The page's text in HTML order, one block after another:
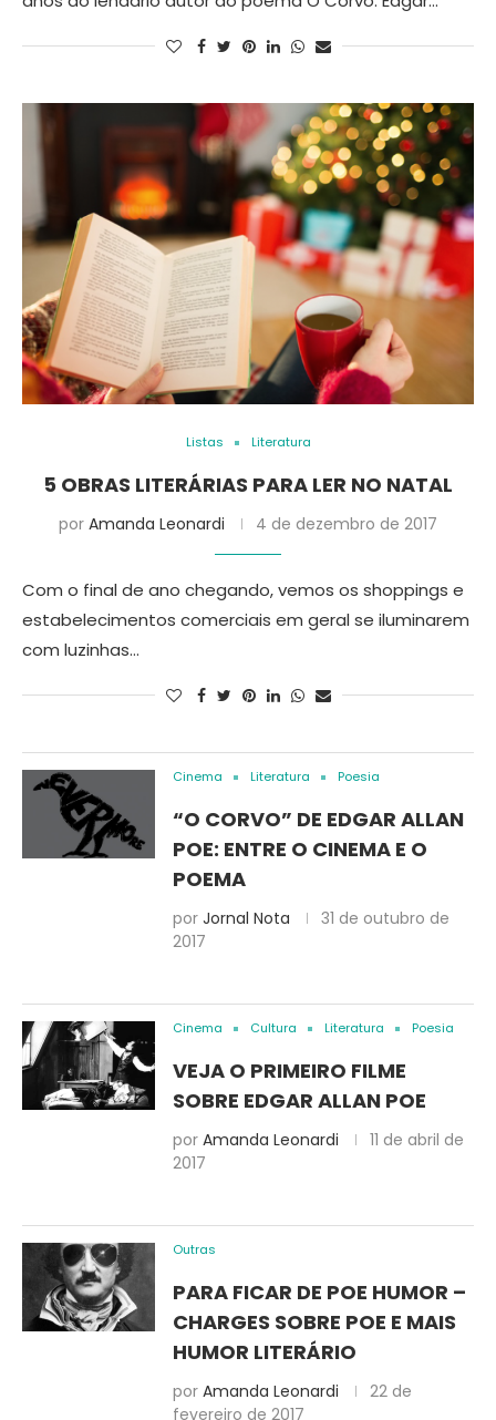
Listas Literatura
5 OBRAS LITERÁRIAS PARA LER NO NATAL
por Amanda Leonardi 4 de dezembro de 2017
Com o final de ano chegando, vemos os shoppings e
estabelecimentos comerciais em geral se iluminarem
com luzinhas…
Cinema Literatura Poesia
“O CORVO” DE EDGAR ALLAN
POE: ENTRE O CINEMA E O
POEMA
por Jornal Nota
31 de outubro de
2017
Cinema Cultura Literatura Poesia
VEJA O PRIMEIRO FILME
SOBRE EDGAR ALLAN POE
por Amanda Leonardi
11 de abril de
2017
Outras
PARA FICAR DE POE HUMOR –
CHARGES SOBRE POE E MAIS
HUMOR LITERÁRIO
por Amanda Leonardi
22 de
fevereiro de 2017